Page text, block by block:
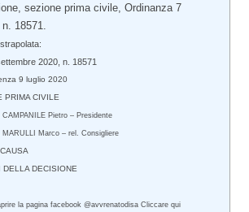
sezione prima civile, Ordinanza 7
18571.
2020, n. 18571
9 luglio 2020
PRIMA CIVILE
CAMPANILE Pietro – Presidente
MARULLI Marco – rel. Consigliere
DELLA DECISIONE
la pagina facebook @avvrenatodisa Cliccare qui